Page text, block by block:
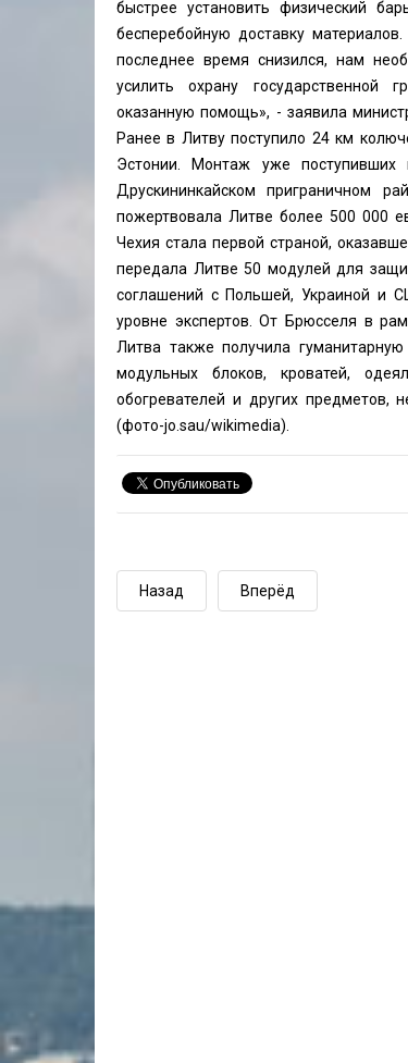
быстрее установить физический
бесперебойную доставку
последнее время снизился, нам
усилить охрану
оказанную помощь», - заявила
Ранее в Литву поступило 24 км
Эстонии. Монтаж уже поступивших
Друскининкайском приграничном
пожертвовала Литве более 500 000
Чехия стала первой страной,
передала Литве 50 модулей для
соглашений с Польшей, Украиной и
уровне экспертов. От Брюсселя в
Литва также получила
модульных блоков, кроватей,
обогревателей и других предметов,
(фото-jo.sau/wikimedia).
Назад Вперёд